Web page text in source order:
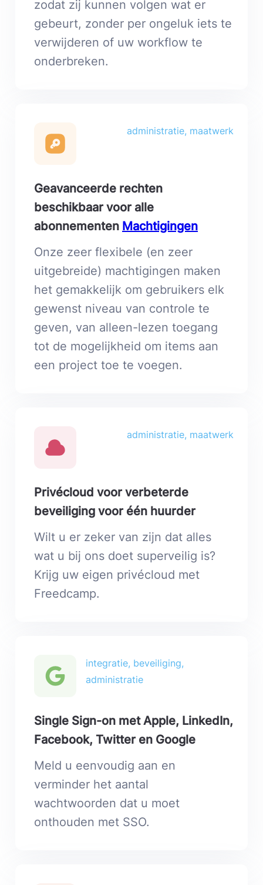
zodat zij kunnen volgen wat er
gebeurt, zonder per ongeluk iets te
verwijderen of uw workflow te
onderbreken.
administratie, maatwerk
Geavanceerde rechten
beschikbaar voor alle
abonnementen Machtigingen
Onze zeer flexibele (en zeer
uitgebreide) machtigingen maken
het gemakkelijk om gebruikers elk
gewenst niveau van controle te
geven, van alleen-lezen toegang
tot de mogelijkheid om items aan
een project toe te voegen.
administratie, maatwerk
Privécloud voor verbeterde
beveiliging voor één huurder
Wilt u er zeker van zijn dat alles
wat u bij ons doet superveilig is?
Krijg uw eigen privécloud met
Freedcamp.
integratie, beveiliging,
administratie
Single Sign-on met Apple, LinkedIn,
Facebook, Twitter en Google
Meld u eenvoudig aan en
verminder het aantal
wachtwoorden dat u moet
onthouden met SSO.